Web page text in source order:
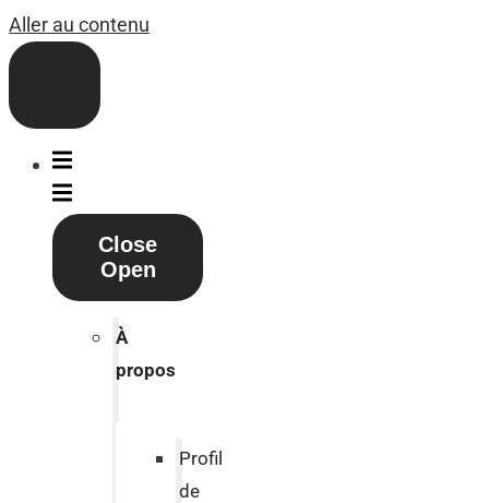
Aller au contenu
Close
Open
À
propos
Profil
de